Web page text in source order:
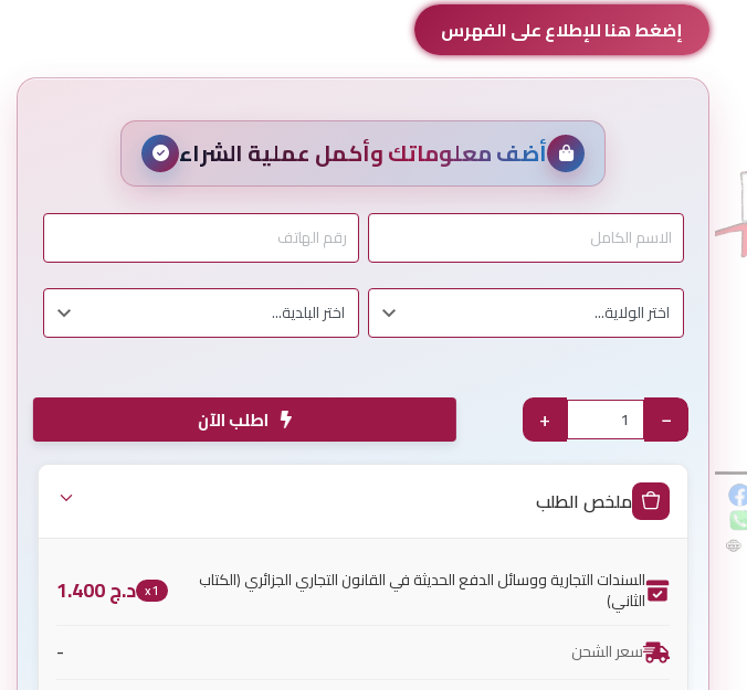
إضغط هنا للإطلاع على الفهرس
أضف معلوماتك وأكمل عملية الشراء
−
+ اطلب الآن
ملخص الطلب
السندات التجارية ووسائل الدفع الحديثة في القانون التجاري الجزائري (الكتاب
الثاني) x1 د.ج
سعر الشحن -